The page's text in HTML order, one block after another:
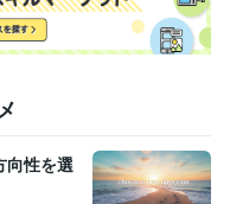
われる
ブ」です！
ン
/ コールセンター管理・運
性を選